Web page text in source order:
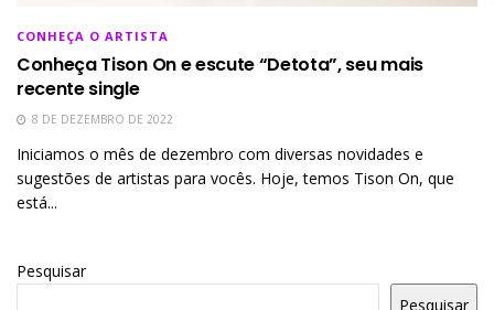
CONHEÇA O ARTISTA
Conheça Tison On e escute “Detota”, seu mais
recente single
8 DE DEZEMBRO DE 2022
Iniciamos o mês de dezembro com diversas novidades e
sugestões de artistas para vocês. Hoje, temos Tison On, que
está...
Pesquisar
Pesquisar